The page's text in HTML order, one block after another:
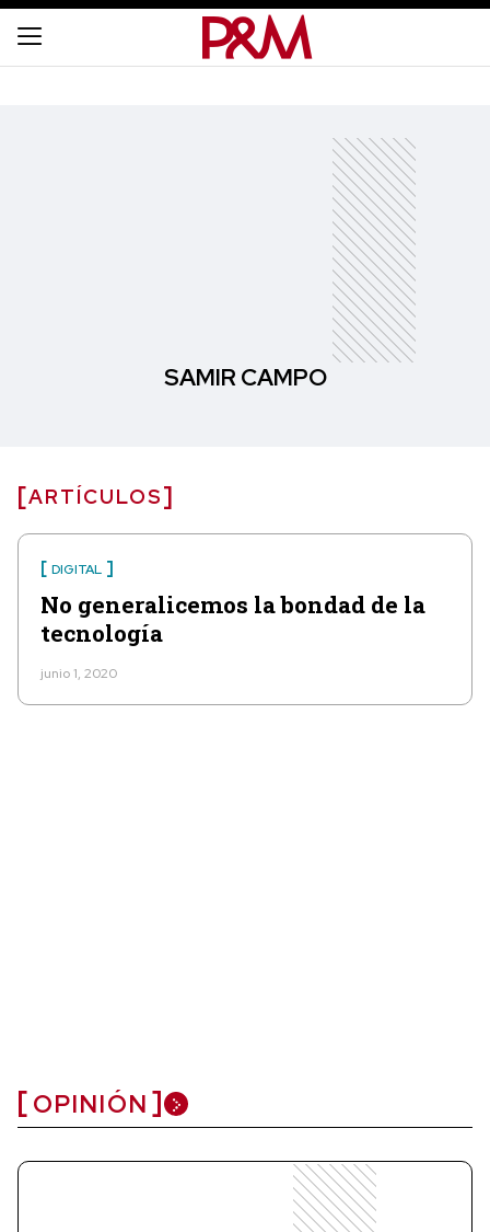
SAMIR CAMPO
ARTÍCULOS
DIGITAL
No generalicemos la bondad de la
tecnología
junio 1, 2020
OPINIÓN